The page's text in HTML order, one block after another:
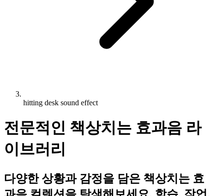
hitting desk sound effect
전문적인 책상치는 효과음 라
이브러리
다양한 상황과 감정을 담은 책상치는 효